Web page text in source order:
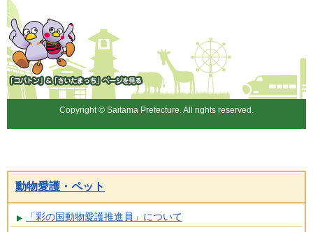
「コバトン」&「さいたまっ
ち」
Copyright © Saitama Prefecture. All rights reserved.
動物愛護・ペット
「彩の国動物愛護推進員」について